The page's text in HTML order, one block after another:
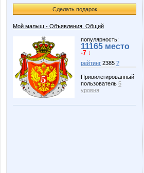
Сделать подарок
Мой малыш - Объявления. Общий
популярность:
11165 место
-7 ↓
рейтинг 2385 ?
Привилегированный
пользователь 5
уровня